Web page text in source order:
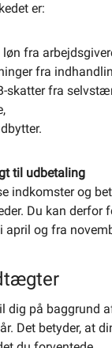
er:
fra
fra
skatter fra
til udbetaling
indkomster og
Du kan derfor
og fra
dig på baggrund
Det betyder, at